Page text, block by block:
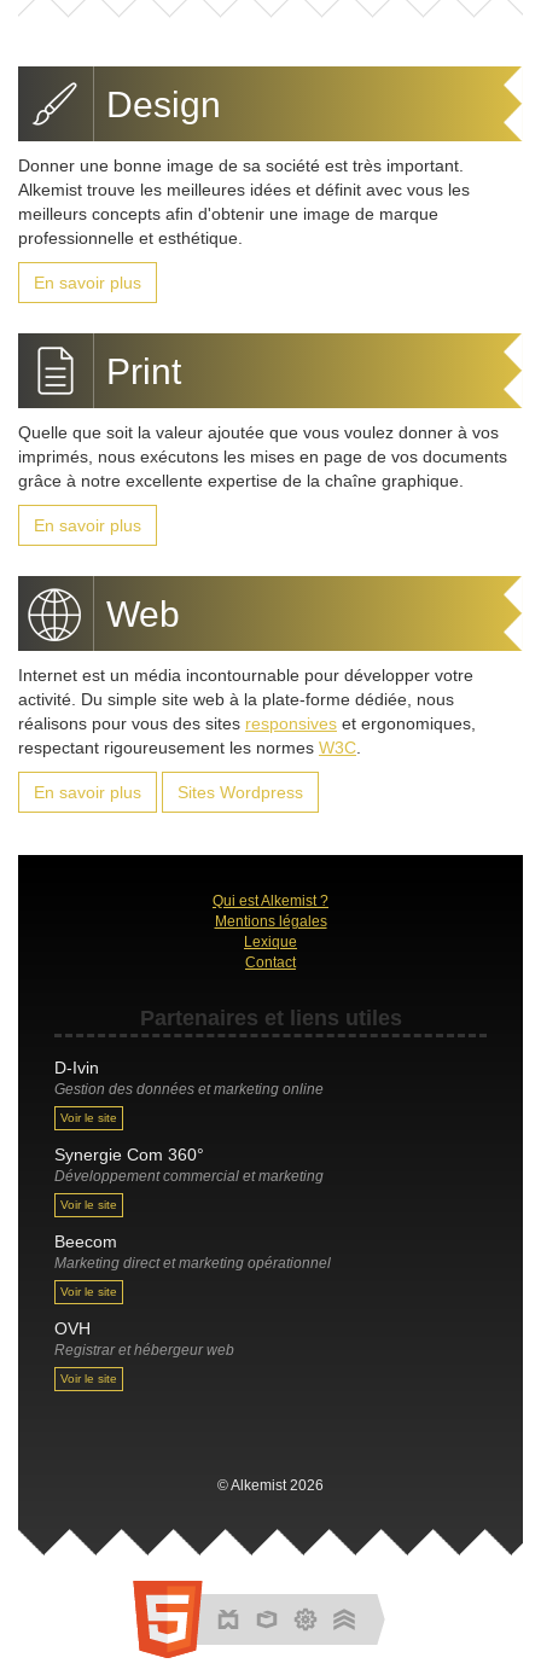
Design
Donner une bonne image de sa société est très important.
Alkemist trouve les meilleures idées et définit avec vous les
meilleurs concepts afin d'obtenir une image de marque
professionnelle et esthétique.
En savoir plus
Print
Quelle que soit la valeur ajoutée que vous voulez donner à vos
imprimés, nous exécutons les mises en page de vos documents
grâce à notre excellente expertise de la chaîne graphique.
En savoir plus
Web
Internet est un média incontournable pour développer votre
activité. Du simple site web à la plate-forme dédiée, nous
réalisons pour vous des sites responsives et ergonomiques,
respectant rigoureusement les normes W3C
En savoir plus Sites Wordpress
Qui est Alkemist ?
Mentions légales
Lexique
Contact
Partenaires et liens utiles
D-Ivin
Gestion des données et marketing online
Voir le site
Synergie Com 360°
Développement commercial et marketing
Voir le site
Beecom
Marketing direct et marketing opérationnel
Voir le site
OVH
Registrar et hébergeur web
Voir le site
© Alkemist 2026